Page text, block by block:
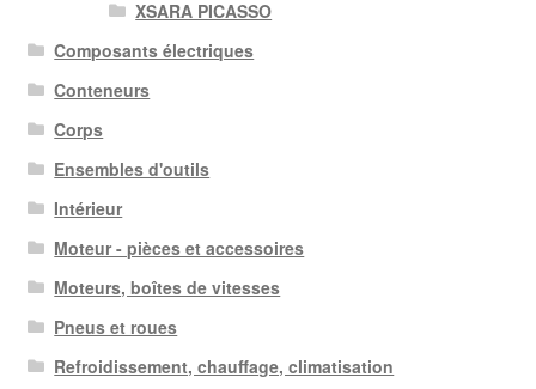
XSARA PICASSO
Composants électriques
Conteneurs
Corps
Ensembles d'outils
Intérieur
Moteur - pièces et accessoires
Moteurs, boîtes de vitesses
Pneus et roues
Refroidissement, chauffage, climatisation